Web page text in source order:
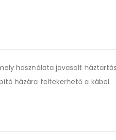
használata javasolt
házára feltekerhető a kábel.